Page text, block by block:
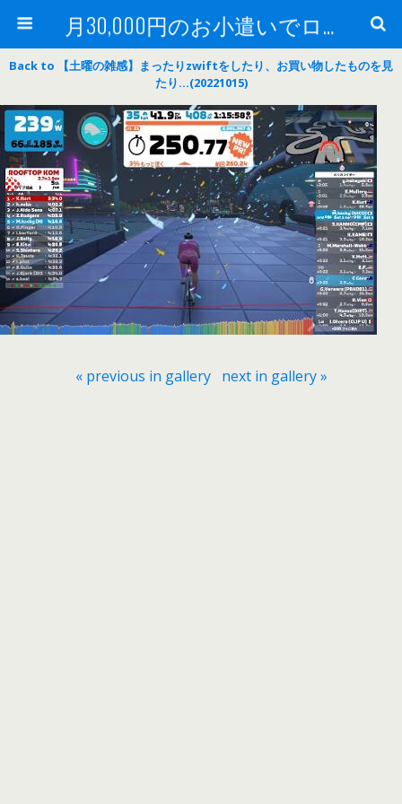
月30,000円のお小遣いでロードバイク
Back to 【土曜の雑感】まったりzwiftをしたり、お買い物したものを見
たり…(20221015)
« previous in gallery next in gallery »